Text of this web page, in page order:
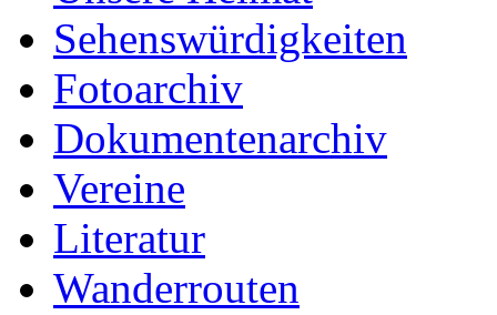
Sehenswürdigkeiten
Fotoarchiv
Dokumentenarchiv
Vereine
Literatur
Wanderrouten